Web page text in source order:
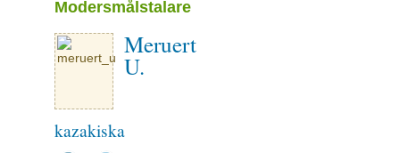
Modersmålstalare
Meruert
U.
kazakiska